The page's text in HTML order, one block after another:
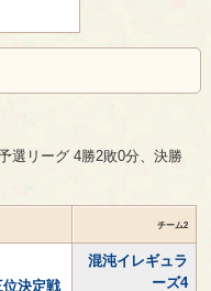
選リーグ 4勝2敗0分、決勝
チーム2
決定戦
混沌イレギュラ
ーズ4